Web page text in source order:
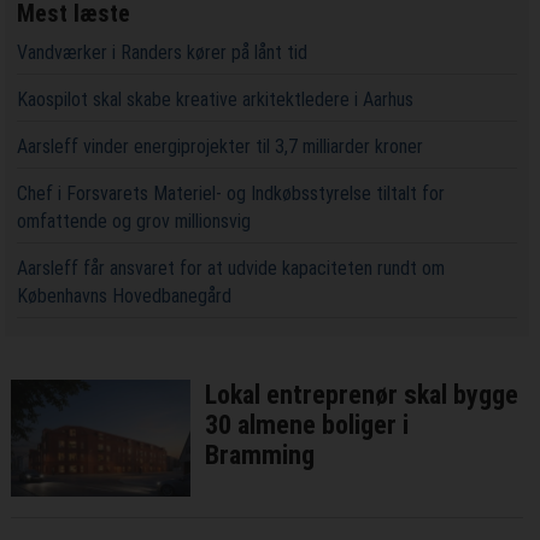
Mest læste
Vandværker i Randers kører på lånt tid
Kaospilot skal skabe kreative arkitektledere i Aarhus
Aarsleff vinder energiprojekter til 3,7 milliarder kroner
Chef i Forsvarets Materiel- og Indkøbsstyrelse tiltalt for
omfattende og grov millionsvig
Aarsleff får ansvaret for at udvide kapaciteten rundt om
Københavns Hovedbanegård
Lokal entreprenør skal bygge
30 almene boliger i
Bramming